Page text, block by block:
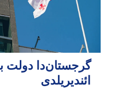
گرجستان‌دا دولت
ائندیریلدی